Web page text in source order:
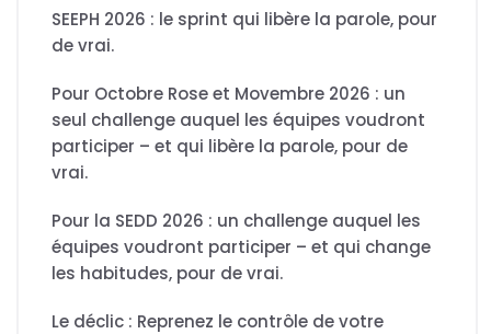
SEEPH 2026 : le sprint qui libère la parole, pour
de vrai.
Pour Octobre Rose et Movembre 2026 : un
seul challenge auquel les équipes voudront
participer – et qui libère la parole, pour de
vrai.
Pour la SEDD 2026 : un challenge auquel les
équipes voudront participer – et qui change
les habitudes, pour de vrai.
Le déclic : Reprenez le contrôle de votre